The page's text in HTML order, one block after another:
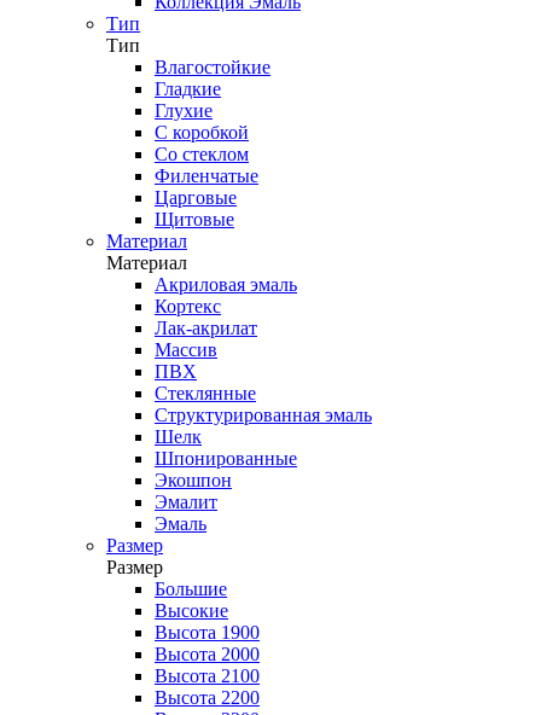
Тип
Тип
Влагостойкие
Гладкие
Глухие
С коробкой
Со стеклом
Филенчатые
Царговые
Щитовые
Материал
Материал
Акриловая эмаль
Кортекс
Лак-акрилат
Массив
ПВХ
Стеклянные
Структурированная эмаль
Шелк
Шпонированные
Экошпон
Эмалит
Эмаль
Размер
Размер
Большие
Высокие
Высота 1900
Высота 2000
Высота 2100
Высота 2200